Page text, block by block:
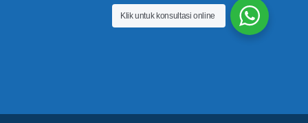
Klik untuk konsultasi online